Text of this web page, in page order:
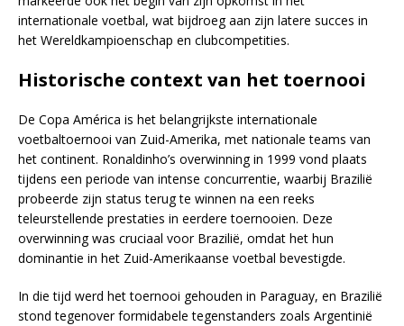
internationale voetbal, wat bijdroeg aan zijn latere succes in
het Wereldkampioenschap en clubcompetities.
Historische context van het toernooi
De Copa América is het belangrijkste internationale
voetbaltoernooi van Zuid-Amerika, met nationale teams van
het continent. Ronaldinho’s overwinning in 1999 vond plaats
tijdens een periode van intense concurrentie, waarbij Brazilië
probeerde zijn status terug te winnen na een reeks
teleurstellende prestaties in eerdere toernooien. Deze
overwinning was cruciaal voor Brazilië, omdat het hun
dominantie in het Zuid-Amerikaanse voetbal bevestigde.
In die tijd werd het toernooi gehouden in Paraguay, en Brazilië
stond tegenover formidabele tegenstanders zoals Argentinië